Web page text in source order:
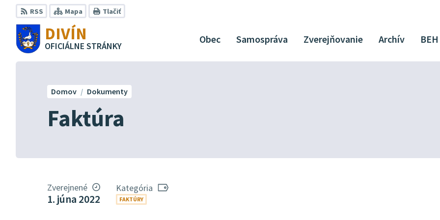
Preskočiť
na
obsah
RSS Mapa Tlačiť
DIVÍN
OFICIÁLNE STRÁNKY
Obec Samospráva Zverejňovanie Archív BEH
Faktúra
Domov Dokumenty
Zverejnené
1. júna 2022
Kategória
FAKTÚRY